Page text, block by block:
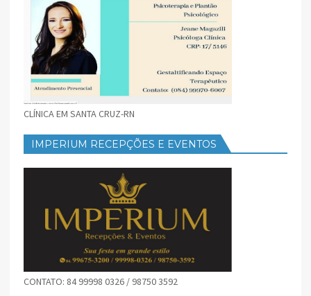
CLÍNICA EM SANTA CRUZ-RN
IMPERIUM RECEPÇÕES E EVENTOS
CONTATO: 84 99998 0326 / 98750 3592